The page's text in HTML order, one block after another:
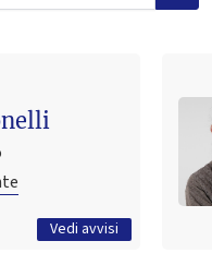
Vedi avvisi
NESSUN AVVISO
Tutti gli avvisi